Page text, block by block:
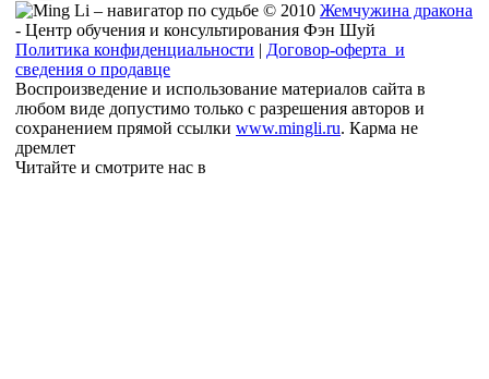
© 2010 Жемчужина дракона
- Центр обучения и консультирования Фэн Шуй
Политика конфиденциальности | Договор-оферта и
сведения о продавце
Воспроизведение и использование материалов сайта в
любом виде допустимо только с разрешения авторов и
сохранением прямой ссылки www.mingli.ru. Карма не
дремлет
Читайте и смотрите нас в